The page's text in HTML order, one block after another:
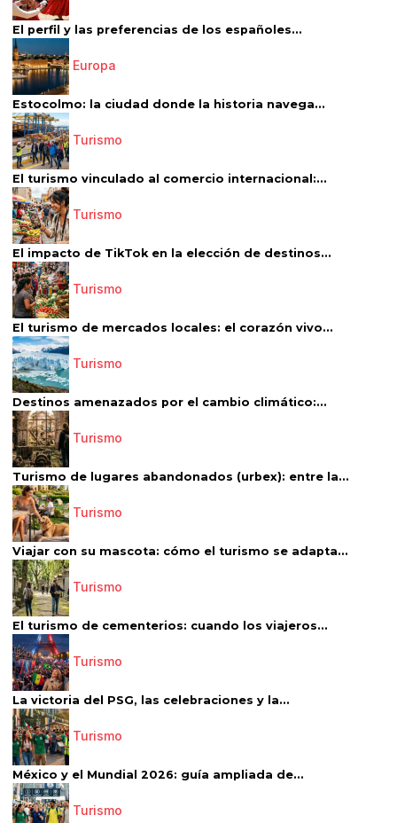
El perfil y las preferencias de los españoles...
Europa
Estocolmo: la ciudad donde la historia navega...
Turismo
El turismo vinculado al comercio internacional:...
Turismo
El impacto de TikTok en la elección de destinos...
Turismo
El turismo de mercados locales: el corazón vivo...
Turismo
Destinos amenazados por el cambio climático:...
Turismo
Turismo de lugares abandonados (urbex): entre la...
Turismo
Viajar con su mascota: cómo el turismo se adapta...
Turismo
El turismo de cementerios: cuando los viajeros...
Turismo
La victoria del PSG, las celebraciones y la...
Turismo
México y el Mundial 2026: guía ampliada de...
Turismo